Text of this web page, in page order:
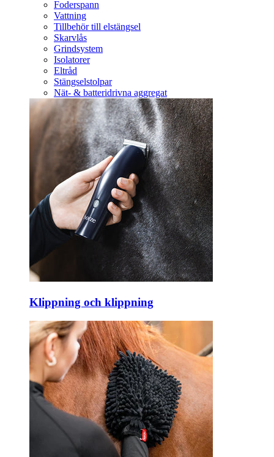
Foderspann
Vattning
Tillbehör till elstängsel
Skarvlås
Grindsystem
Isolatorer
Eltråd
Stängselstolpar
Nät- & batteridrivna aggregat
Klippning och klippning